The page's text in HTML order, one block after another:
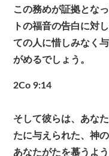
この務めが証拠とな
トの福音の告白に対
ての人に惜しみなく
がめるでしょう。
2Co 9:14
そして彼らは、あな
たに与えられた、神
あなたがたを慕うよ